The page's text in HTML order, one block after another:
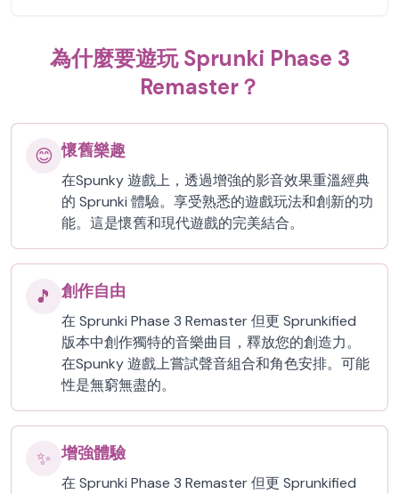
為什麼要遊玩 Sprunki Phase 3
Remaster？
😊 懷舊樂趣
在Spunky 遊戲上，透過增強的影音效果重溫經典
的 Sprunki 體驗。享受熟悉的遊戲玩法和創新的功
能。這是懷舊和現代遊戲的完美結合。
🎵 創作自由
在 Sprunki Phase 3 Remaster 但更 Sprunkified
版本中創作獨特的音樂曲目，釋放您的創造力。
在Spunky 遊戲上嘗試聲音組合和角色安排。可能
性是無窮無盡的。
✨ 增強體驗
在 Sprunki Phase 3 Remaster 但更 Sprunkified